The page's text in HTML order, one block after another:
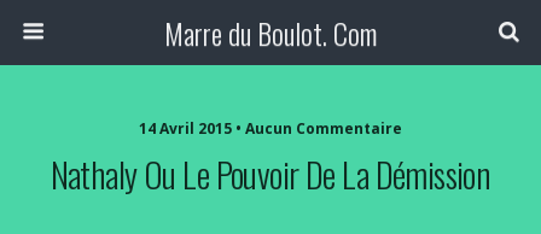
Marre du Boulot. Com
14 Avril 2015 • Aucun Commentaire
Nathaly Ou Le Pouvoir De La Démission